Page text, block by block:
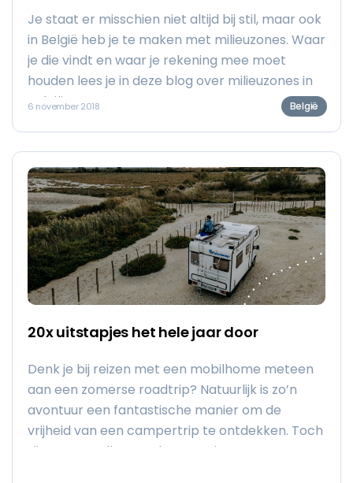
Je staat er misschien niet altijd bij stil, maar ook
in België heb je te maken met milieuzones. Waar
je die vindt en waar je rekening mee moet
houden lees je in deze blog over milieuzones in
België.
6 november 2018 België
20x uitstapjes het hele jaar door
Denk je bij reizen met een mobilhome meteen
aan een zomerse roadtrip? Natuurlijk is zo’n
avontuur een fantastische manier om de
vrijheid van een campertrip te ontdekken. Toch
zijn er nog talloze andere manieren om